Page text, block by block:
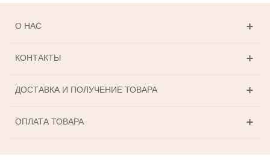
О НАС
КОНТАКТЫ
ДОСТАВКА И ПОЛУЧЕНИЕ ТОВАРА
ОПЛАТА ТОВАРА